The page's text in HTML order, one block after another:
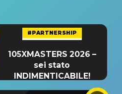
#PARTNERSHIP
105XMASTERS 2026 –
sei stato
INDIMENTICABILE!